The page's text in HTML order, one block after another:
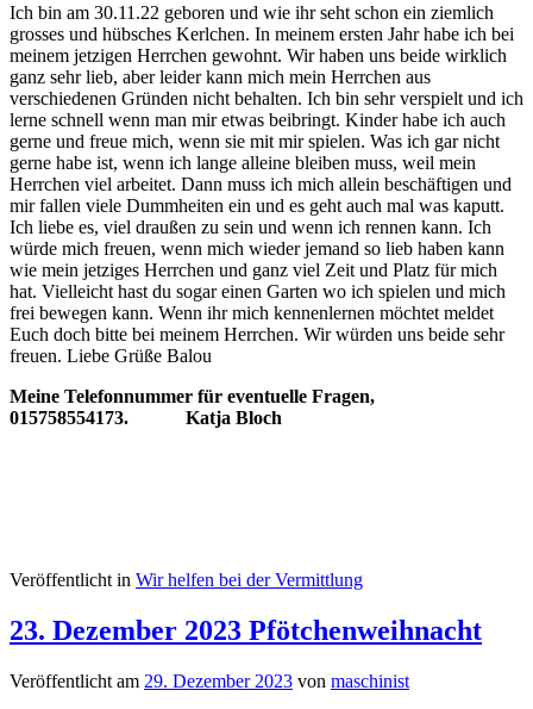
Ich bin am 30.11.22 geboren und wie ihr seht schon ein ziemlich
grosses und hübsches Kerlchen. In meinem ersten Jahr habe ich bei
meinem jetzigen Herrchen gewohnt. Wir haben uns beide wirklich
ganz sehr lieb, aber leider kann mich mein Herrchen aus
verschiedenen Gründen nicht behalten. Ich bin sehr verspielt und ich
lerne schnell wenn man mir etwas beibringt. Kinder habe ich auch
gerne und freue mich, wenn sie mit mir spielen. Was ich gar nicht
gerne habe ist, wenn ich lange alleine bleiben muss, weil mein
Herrchen viel arbeitet. Dann muss ich mich allein beschäftigen und
mir fallen viele Dummheiten ein und es geht auch mal was kaputt.
Ich liebe es, viel draußen zu sein und wenn ich rennen kann. Ich
würde mich freuen, wenn mich wieder jemand so lieb haben kann
wie mein jetziges Herrchen und ganz viel Zeit und Platz für mich
hat. Vielleicht hast du sogar einen Garten wo ich spielen und mich
frei bewegen kann. Wenn ihr mich kennenlernen möchtet meldet
Euch doch bitte bei meinem Herrchen. Wir würden uns beide sehr
freuen. Liebe Grüße Balou
Meine Telefonnummer für eventuelle Fragen,
015758554173. Katja Bloch
Veröffentlicht in Wir helfen bei der Vermittlung
23. Dezember 2023 Pfötchenweihnacht
Veröffentlicht am 29. Dezember 2023 von maschinist